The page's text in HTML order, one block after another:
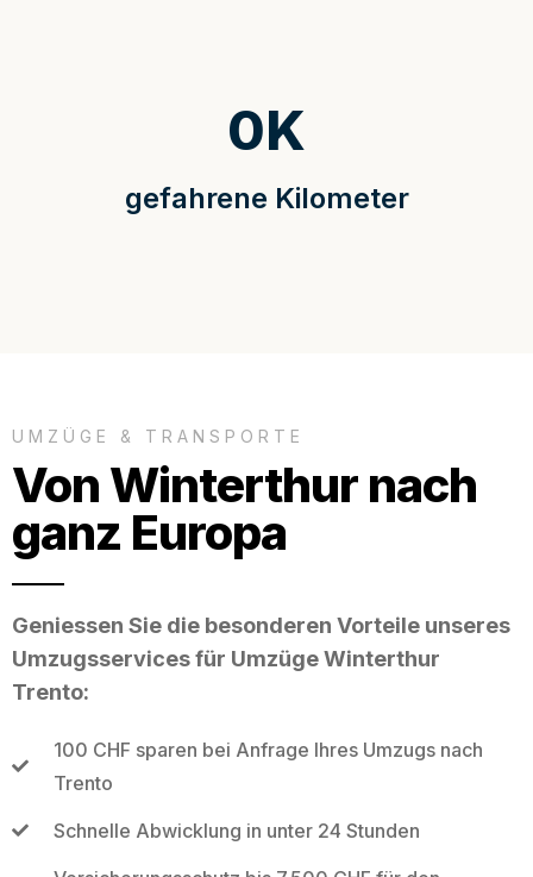
gefahrene Kilometer
0K
UMZÜGE & TRANSPORTE
Von Winterthur nach
ganz Europa
Geniessen Sie die besonderen Vorteile unseres
Umzugsservices für Umzüge Winterthur
Trento:
100 CHF sparen bei Anfrage Ihres Umzugs nach
Trento
Schnelle Abwicklung in unter 24 Stunden